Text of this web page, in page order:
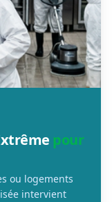
pour
ou logements
intervient